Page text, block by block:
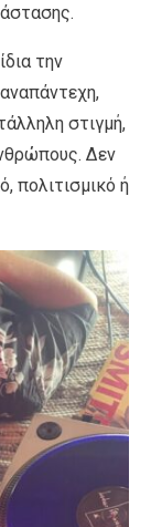
την
στιγμή,
Δεν
πολιτισμικό ή